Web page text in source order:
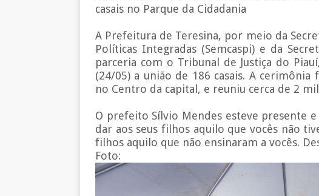
casais no Parque da Cidadania
A Prefeitura de Teresina, por meio da
Políticas Integradas (Semcaspi) e da
parceria com o Tribunal de Justiça do
(24/05) a união de 186 casais. A cerimônia
no Centro da capital, e reuniu cerca de 2 mil
O prefeito Sílvio Mendes esteve presente e
dar aos seus filhos aquilo que vocês não
filhos aquilo que não ensinaram a vocês.
Foto: